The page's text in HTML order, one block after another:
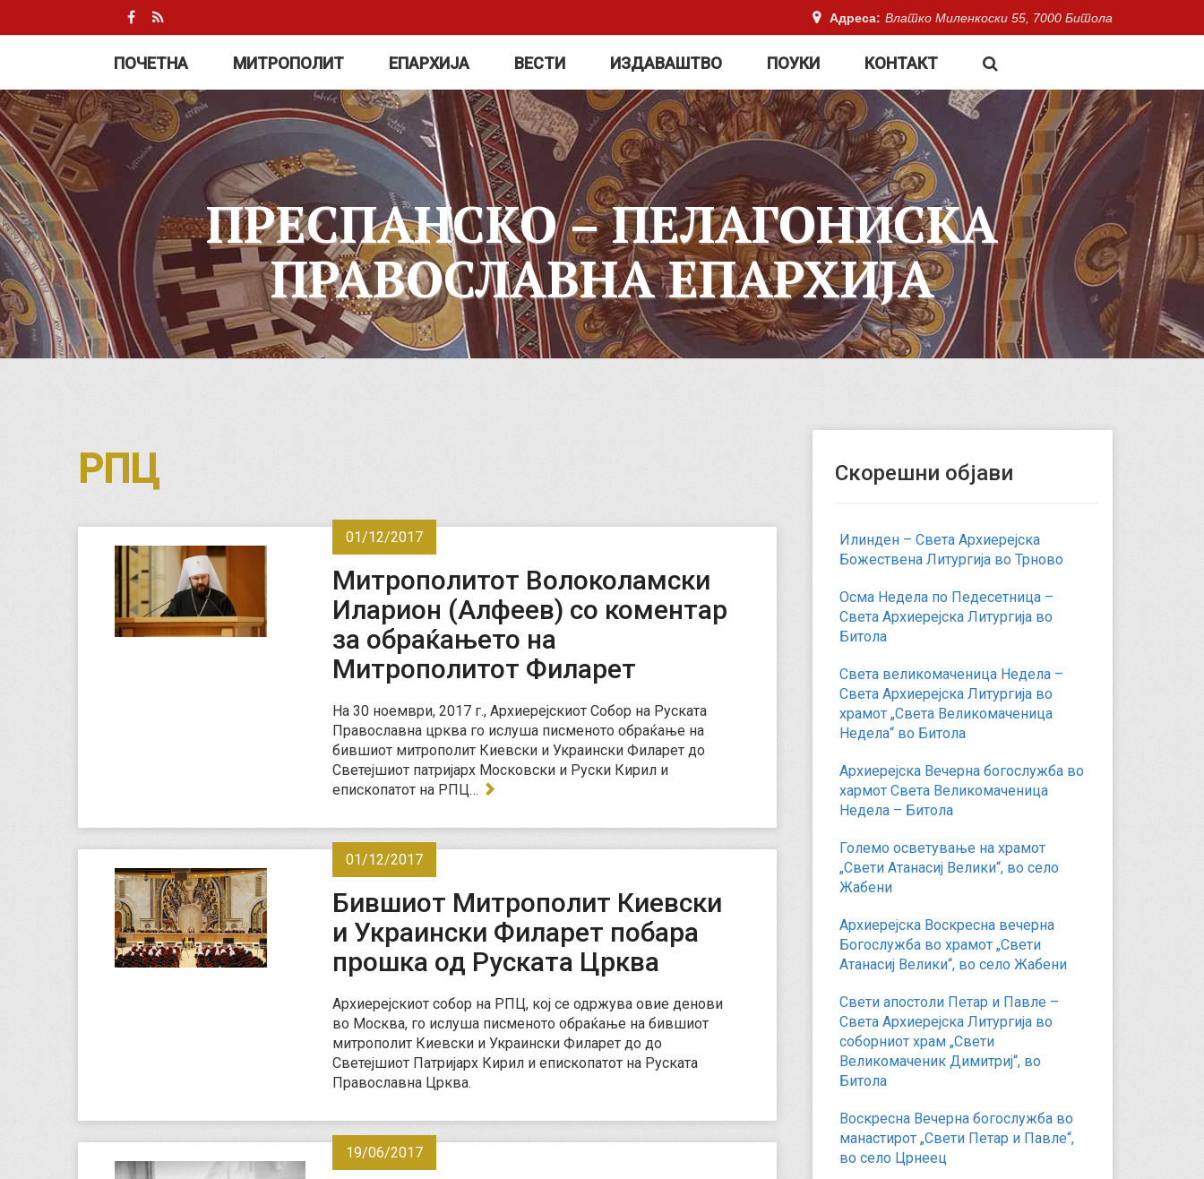
Адреса: Влатко Миленкоски 55, 7000 Битола
ПОЧЕТНА МИТРОПОЛИТ ЕПАРХИЈА ВЕСТИ ИЗДАВАШТВО ПОУКИ КОНТАКТ
ПРЕСПАНСКО – ПЕЛАГОНИСКА
ПРАВОСЛАВНА ЕПАРХИЈА
РПЦ
01/12/2017
Митрополитот Волоколамски
Иларион (Алфеев) со коментар
за обраќањето на
Митрополитот Филарет
На 30 ноември, 2017 г., Архиерејскиот Собор на Руската
Православна црква го ислуша писменото обраќање на
бившиот митрополит Киевски и Украински Филарет до
Светејшиот патријарх Московски и Руски Кирил и
епископатот на РПЦ…
01/12/2017
Бившиот Митрополит Киевски
и Украински Филарет побара
прошка од Руската Црква
Архиерејскиот собор на РПЦ, кој се одржува овие денови
во Москва, го ислуша писменото обраќање на бившиот
митрополит Киевски и Украински Филарет до до
Светејшиот Патријарх Кирил и епископатот на Руската
Православна Црква.
19/06/2017
Скорешни објави
Илинден – Света Архиерејска
Божествена Литургија во Трново
Осма Недела по Педесетница –
Света Архиерејска Литургија во
Битола
Света великомаченица Недела –
Света Архиерејска Литургија во
храмот „Света Великомаченица
Недела“ во Битола
Архиерејска Вечерна богослужба во
хармот Света Великомаченица
Недела – Битола
Големо осветување на храмот
„Свети Атанасиј Велики“, во село
Жабени
Архиерејска Воскресна вечерна
Богослужба во храмот „Свети
Атанасиј Велики“, во село Жабени
Свети апостоли Петар и Павле –
Света Архиерејска Литургија во
соборниот храм „Свети
Великомаченик Димитриј“, во
Битола
Воскресна Вечерна богослужба во
манастирот „Свети Петар и Павле“,
во село Црнеец